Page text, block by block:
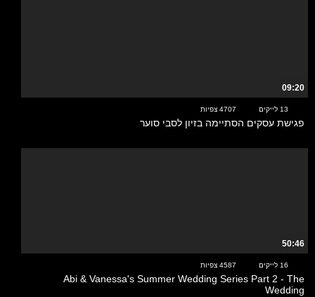
09:20
13 לייקים 4707 צפיות
פגישת עסקים הסתיימה בזיון לסבי סוער
50:46
16 לייקים 4587 צפיות
Abi & Vanessa's Summer Wedding Series Part 2 - The
Wedding